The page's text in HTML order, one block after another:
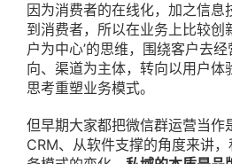
因为消费者的在线化，加之信息
到消费者，所以在业务上比较创
户为中心’的思维，围绕客户去
向、渠道为主体，转向以用户体
思考重塑业务模式。
但早期大家都把微信群运营当作
CRM、从软件支撑的角度来讲